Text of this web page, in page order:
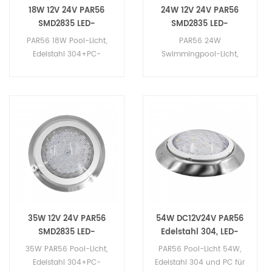
CE, Rohs, SGS für led-
Swimmingpool-Licht. LED-
sind weit verbreitet für
quadratische Brunnen,
Bauplatz, hill-spot. aqua
swimming pool,
Landschaft Beleuchtung.
18W 12V 24V PAR56
SMD2835 LED-
Swimmingpool-Licht
PAR56 18W Pool-Licht,
Edelstahl 304+PC-
Steuerung / RF Remote
Control / RGB-Externe
Steuerung.
24W 12V 24V PAR56
SMD2835 LED-
Swimmingpool-Licht
PAR56 24W
Swimmingpool-Licht,
Steuerung / RF Remote
Control / RGB-Externe
Steuerung.
35W 12V 24V PAR56
SMD2835 LED-
Swimmingpool-Licht
35W PAR56 Pool-Licht,
Edelstahl 304+PC-
54W DC12V24V PAR56
Edelstahl 304, LED-
Swimmingpool-Licht
PAR56 Pool-Licht 54W,
Edelstahl 304 und PC für